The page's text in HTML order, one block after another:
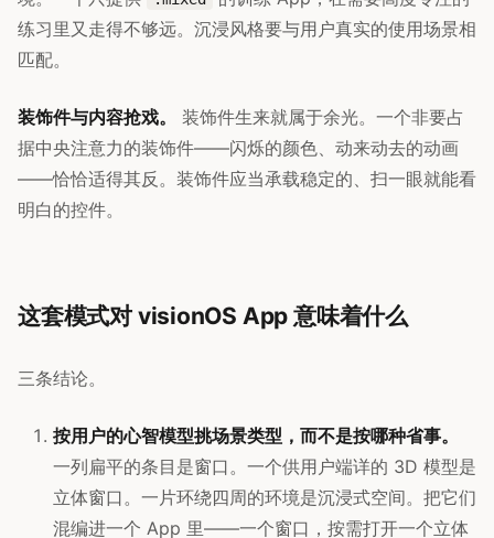
练习里又走得不够远。沉浸风格要与用户真实的使用场景相
匹配。
装饰件与内容抢戏。
装饰件生来就属于余光。一个非要占
据中央注意力的装饰件——闪烁的颜色、动来动去的动画
——恰恰适得其反。装饰件应当承载稳定的、扫一眼就能看
明白的控件。
这套模式对 visionOS App 意味着什么
三条结论。
按用户的心智模型挑场景类型，而不是按哪种省事。
一列扁平的条目是窗口。一个供用户端详的 3D 模型是
立体窗口。一片环绕四周的环境是沉浸式空间。把它们
混编进一个 App 里——一个窗口，按需打开一个立体